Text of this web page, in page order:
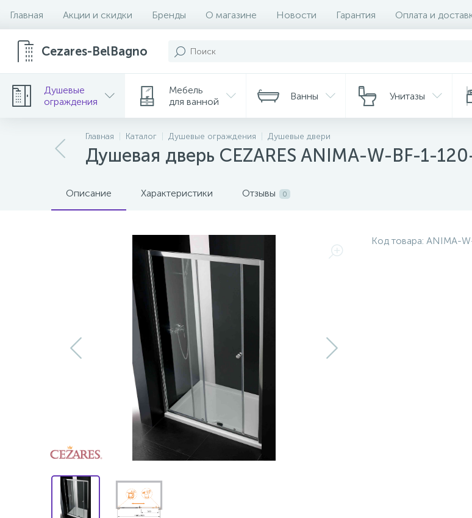
Главная Акции и скидки Бренды О магазине Новости Гарантия Оплата и
Cezares-BelBagno
Душевые
ограждения
Мебель
для ванной
Ванны Унитазы
Главная Каталог Душевые ограждения Душевые двери
Душевая дверь CEZARES ANIMA-W-BF-1-
Описание Характеристики Отзывы 0
Код товара: ANIMA-